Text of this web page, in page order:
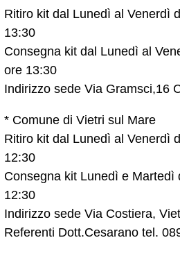
Ritiro kit dal Lunedì al Venerdì
13:30
Consegna kit dal Lunedì al
ore 13:30
Indirizzo sede Via Gramsci,16
* Comune di Vietri sul Mare
Ritiro kit dal Lunedì al Venerdì
12:30
Consegna kit Lunedì e Martedì
12:30
Indirizzo sede Via Costiera,
Referenti Dott.Cesarano tel.